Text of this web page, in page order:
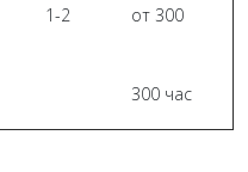
1-2 от 300
300 час